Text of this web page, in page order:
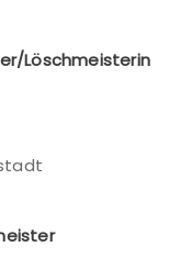
Löschmeisterin